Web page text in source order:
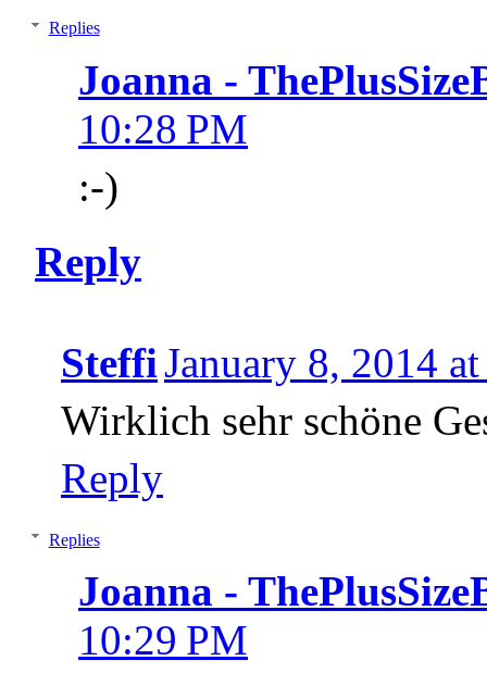
Replies
Joanna -
10:28 PM
:-)
Reply
SteffiJanuary 8, 2014
Wirklich sehr schöne
Reply
Replies
Joanna -
10:29 PM